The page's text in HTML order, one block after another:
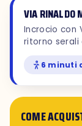
VIA RINALDO
Incrocio con
ritorno serali
6 minuti
COME